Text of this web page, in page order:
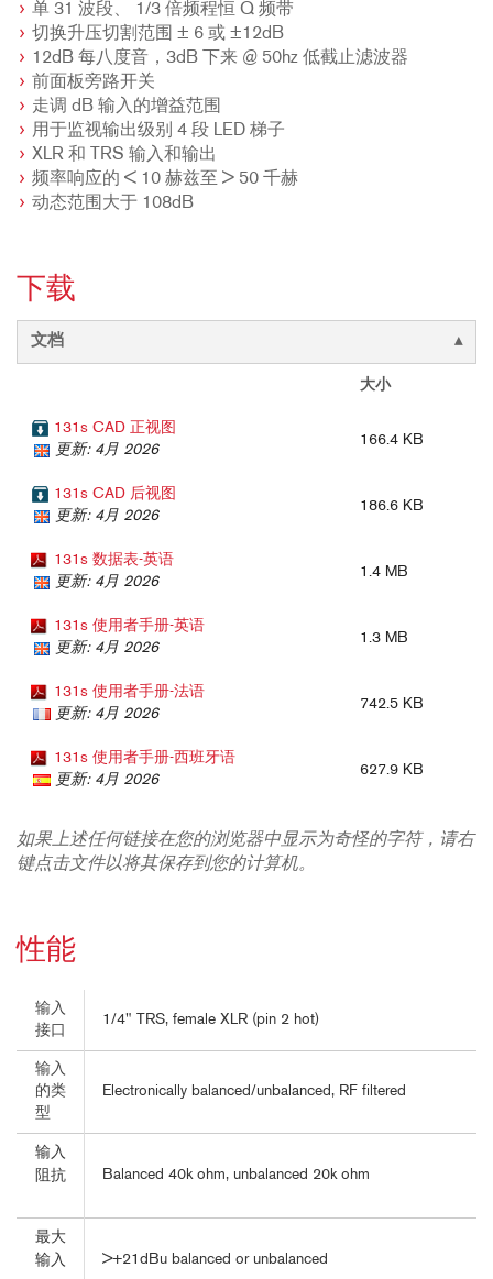
单 31 波段、 1/3 倍频程恒 Q 频带
切换升压切割范围 ± 6 或 ±12dB
12dB 每八度音，3dB 下来 @ 50hz 低截止滤波器
前面板旁路开关
走调 dB 输入的增益范围
用于监视输出级别 4 段 LED 梯子
XLR 和 TRS 输入和输出
频率响应的 < 10 赫兹至 > 50 千赫
动态范围大于 108dB
下载
文档
大小
131s CAD 正视图
更新: 4月 2026
166.4 KB
131s CAD 后视图
更新: 4月 2026
186.6 KB
131s 数据表-英语
更新: 4月 2026
1.4 MB
131s 使用者手册-英语
更新: 4月 2026
1.3 MB
131s 使用者手册-法语
更新: 4月 2026
742.5 KB
131s 使用者手册-西班牙语
更新: 4月 2026
627.9 KB
如果上述任何链接在您的浏览器中显示为奇怪的字符，请右
键点击文件以将其保存到您的计算机。
性能
输入
接口
1/4" TRS, female XLR (pin 2 hot)
输入
的类
型
Electronically balanced/unbalanced, RF filtered
输入
阻抗
Balanced 40k ohm, unbalanced 20k ohm
最大
输入
>+21dBu balanced or unbalanced